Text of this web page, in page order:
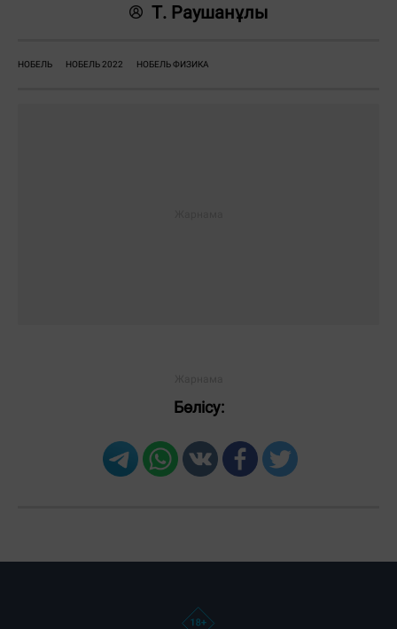
Т. Раушанұлы
НОБЕЛЬ НОБЕЛЬ 2022 НОБЕЛЬ ФИЗИКА
Бөлісу: